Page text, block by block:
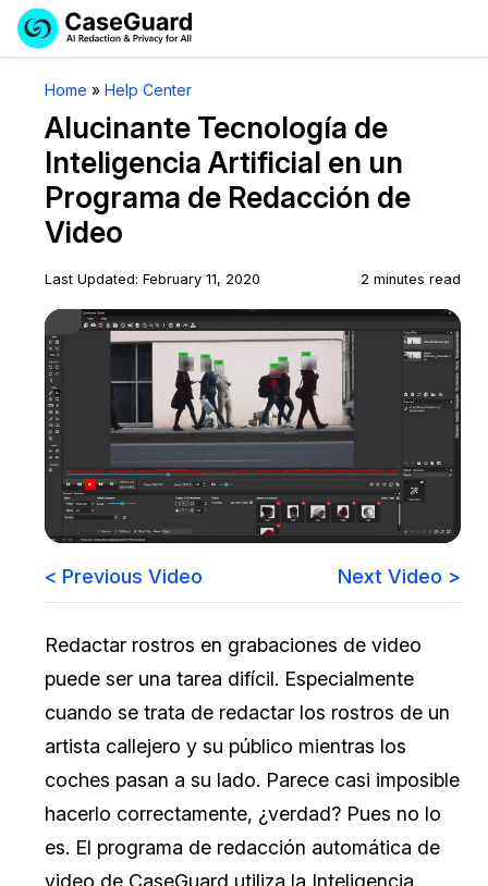
Servicios
Licencia de CaseGuard Studio
Precios de Redacción a Pedido
Soluciones
Redacción de vídeos
Redacción en Bulto
Redacción de imágenes
Transcripción y Traducción
Industrias
Transportación
La Atención Médica
Educación
El Gobierno
Sector Jurídico
Servicios Financieros
Medios de Comunicación y
Entretenimiento
Centros de Atención Telefónica
Centros de Crisis y Las Líneas Directas
Precios
Recursos
Preguntas Frecuentes
Artículos
Casos Practicos
Centro de Ayuda
Videoteca
Recomendaciones
Sobre nosotros
Trabaja con nosotros
Contáctanos
Eventos
Solicitar cotización
English
Home » Help Center
Alucinante Tecnología de
Inteligencia Artificial en un
Programa de Redacción de
Video
Last Updated: February 11, 2020 2 minutes read
< Previous Video Next Video >
Redactar rostros en grabaciones de video
puede ser una tarea difícil. Especialmente
cuando se trata de redactar los rostros de un
artista callejero y su público mientras los
coches pasan a su lado. Parece casi imposible
hacerlo correctamente, ¿verdad? Pues no lo
es. El programa de redacción automática de
video de CaseGuard utiliza la Inteligencia